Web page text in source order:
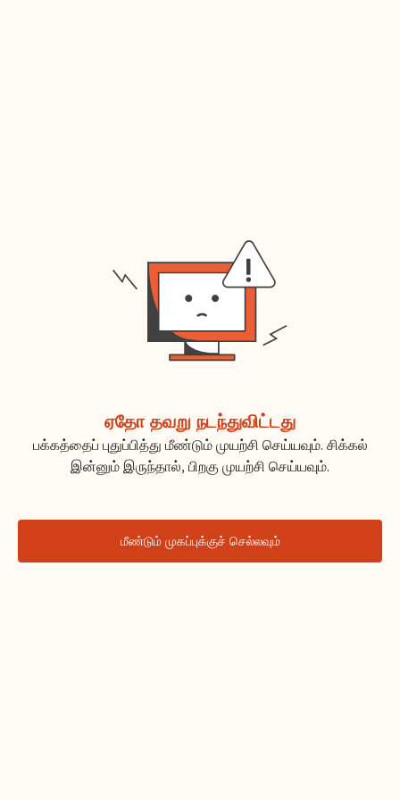
ஏதோ தவறு நடந்துவிட்டது
பக்கத்தைப் புதுப்பித்து மீண்டும் முயற்சி செய்யவும். சிக்கல்
இன்னும் இருந்தால், பிறகு முயற்சி செய்யவும்.
மீண்டும் முகப்புக்குச் செல்லவும்